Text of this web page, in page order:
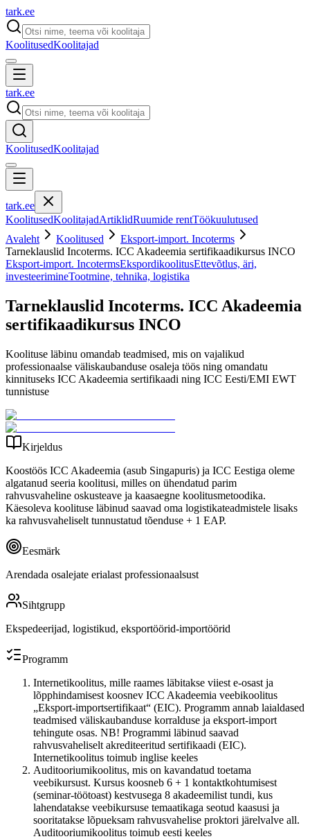
tark.ee
KoolitusedKoolitajad
tark.ee
KoolitusedKoolitajad
tark.ee
KoolitusedKoolitajadArtiklidRuumide rentTöökuulutused
Avaleht
Koolitused
Eksport-import. Incoterms
Tarneklauslid Incoterms. ICC Akadeemia sertifikaadikursus INCO
Eksport-import. IncotermsEkspordikoolitusEttevõtlus, äri,
investeerimineTootmine, tehnika, logistika
Tarneklauslid Incoterms. ICC Akadeemia
sertifikaadikursus INCO
Koolituse läbinu omandab teadmised, mis on vajalikud
professionaalse väliskaubanduse osaleja töös ning omandatu
kinnituseks ICC Akadeemia sertifikaadi ning ICC Eesti/EMI EWT
tunnistuse
Kirjeldus
Koostöös ICC Akadeemia (asub Singapuris) ja ICC Eestiga oleme
algatanud seeria koolitusi, milles on ühendatud parim
rahvusvaheline oskusteave ja kaasaegne koolitusmetoodika.
Käesoleva koolituse läbinud saavad oma logistikateadmistele lisaks
ka rahvusvaheliselt tunnustatud tõenduse + 1 EAP.
Eesmärk
Arendada osalejate erialast professionaalsust
Sihtgrupp
Ekspedeerijad, logistikud, eksportöörid-importöörid
Programm
Internetikoolitus, mille raames läbitakse viiest e-osast ja
lõpphindamisest koosnev ICC Akadeemia veebikoolitus
„Eksport-importsertifikaat“ (EIC). Programm annab laialdased
teadmised väliskaubanduse korralduse ja eksport-import
tehingute osas. NB! Programmi läbinud saavad
rahvusvaheliselt akrediteeritud sertifikaadi (EIC).
Internetikoolitus toimub inglise keeles
Auditooriumikoolitus, mis on kavandatud toetama
veebikursust. Kursus koosneb 6 + 1 kontaktkohtumisest
(seminar-töötoast) kestvusega 8 akadeemilist tundi, kus
lahendatakse veebikursuse temaatikaga seotud kaasusi ja
sooritatakse lõpueksam rahvusvahelise proktori järelvalve all.
Auditooriumikoolitus toimub eesti keeles